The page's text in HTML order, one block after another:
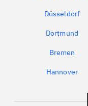
Düsseldorf
Dortmund
Bremen
Hannover